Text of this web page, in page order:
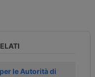
le Autorità di